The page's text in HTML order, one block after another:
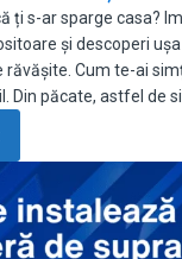
ți s-ar sparge casa?
și descoperi
Cum te-ai
Din păcate, astfel de